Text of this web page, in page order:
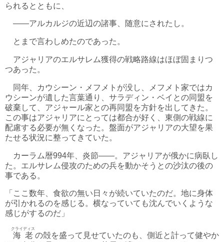
られるとともに、
――アルカルジの近辺の諸事、随意にされたし。
とまで言わしめたのであった。
アジャリアのエルサレム獲得の戦略路線はほぼ固まりつ
つあった。
同年、カウシーン・メフメトが没し、メフメト家ではカ
ウシーンが遺した言葉通り、サラディン・ベイとの同盟を
破棄して、アジャール家との再同盟を方針を出してきた。
この事はアジャリアにとっては都合が好く、東側の戦線に
配慮する必要が無くなった。盤面がアジャリアの大望を果
たせる状況に整ってきていた。
カーラム暦994年、炎節――。アジャリアが俄かに病臥し
た。エルサレム侵攻のための兵を動かそうとの沙汰の後の
事である。
「ここ数年、食欲の無い日々が続いていたのだ。地に身体
が引かれるのを感じる。横なっていても沈んでいくような
感じがするのだ」
海老
クライディス
の殻を盛って見せていたのも、側近と計って健やか